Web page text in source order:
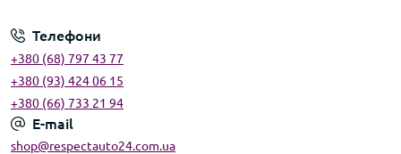
Телефони
+380 (68) 797 43 77
+380 (93) 424 06 15
+380 (66) 733 21 94
E-mail
shop@respectauto24.com.ua